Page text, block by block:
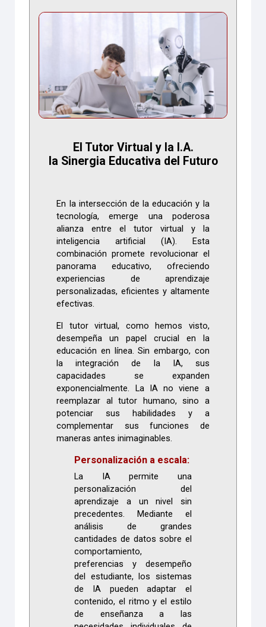
El Tutor Virtual y la I.A.
la Sinergia Educativa del Futuro
En la intersección de la educación y la
tecnología, emerge una poderosa
alianza entre el tutor virtual y la
inteligencia artificial (IA). Esta
combinación promete revolucionar el
panorama educativo, ofreciendo
experiencias de aprendizaje
personalizadas, eficientes y altamente
efectivas.
El tutor virtual, como hemos visto,
desempeña un papel crucial en la
educación en línea. Sin embargo, con
la integración de la IA, sus
capacidades se expanden
exponencialmente. La IA no viene a
reemplazar al tutor humano, sino a
potenciar sus habilidades y a
complementar sus funciones de
maneras antes inimaginables.
Personalización a escala:
La IA permite una
personalización del
aprendizaje a un nivel sin
precedentes. Mediante el
análisis de grandes
cantidades de datos sobre el
comportamiento,
preferencias y desempeño
del estudiante, los sistemas
de IA pueden adaptar el
contenido, el ritmo y el estilo
de enseñanza a las